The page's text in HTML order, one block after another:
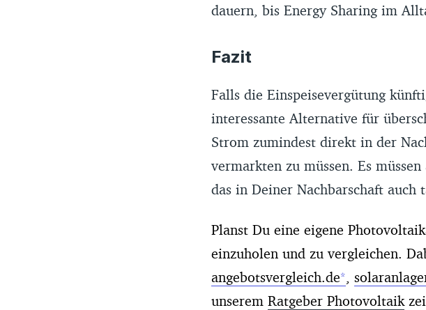
dauern, bis Energy Sharing im
Fazit
Falls die Einspeisevergütung
interessante Alternative für
Strom zumindest direkt in der
vermarkten zu müssen. Es
das in Deiner Nachbarschaft
Planst Du eine eigene
einzuholen und zu vergleichen.
angebotsvergleich.de
unserem Ratgeber Photovoltaik